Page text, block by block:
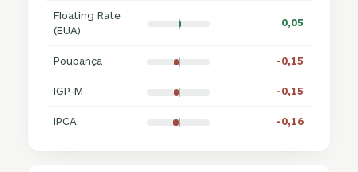
Floating Rate
(EUA)
0,05
Poupança -0,15
IGP-M -0,15
IPCA -0,16